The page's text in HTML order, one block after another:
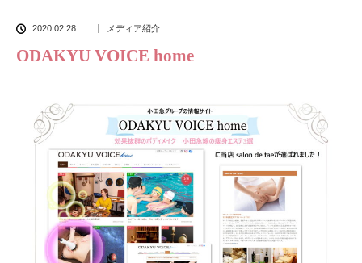
2020.02.28 メディア紹介
ODAKYU VOICE home